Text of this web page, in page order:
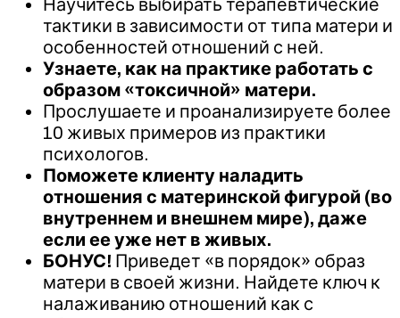
Научитесь выбирать терапевтические
тактики в зависимости от типа матери и
особенностей отношений с ней.
Узнаете, как на практике работать с
образом «токсичной» матери.
Прослушаете и проанализируете более
10 живых примеров из практики
психологов.
Поможете клиенту наладить
отношения с материнской фигурой (во
внутреннем и внешнем мире), даже
если ее уже нет в живых.
БОНУС! Приведет «в порядок» образ
матери в своей жизни. Найдете ключ к
налаживанию отношений как с